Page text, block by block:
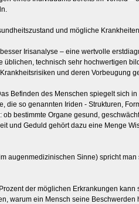
und mögliche
Irisanalyse – eine wertvolle
technisch sehr hochwertigen
und deren Vorbeugung
Befinden des Menschen spiegelt sich
die so genannten Iriden - Strukturen,
bestimmte Organe gesund,
und Geduld gehört dazu eine Menge
augenmedizinischen Sinne) spricht
der möglichen Erkrankungen
warum ein Mensch seine